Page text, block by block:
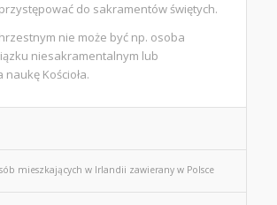
do sakramentów świętych.
nie może być np. osoba
niesakramentalnym lub
Kościoła.
mieszkających w Irlandii zawierany w Polsce